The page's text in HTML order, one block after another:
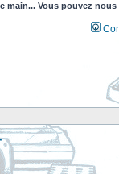
main... Vous pouvez